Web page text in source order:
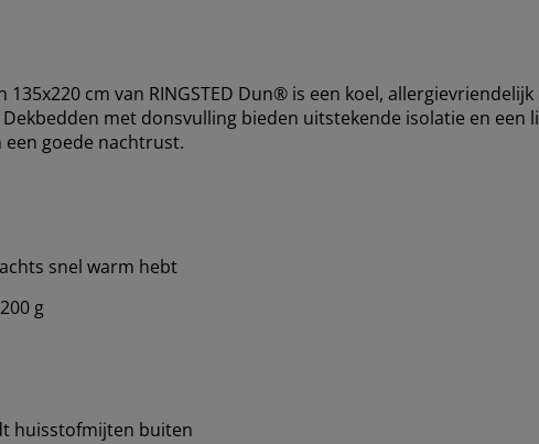
135x220 cm van RINGSTED Dun® is een koel,
met donsvulling bieden uitstekende isolatie en een
goede nachtrust.
snel warm hebt
g
huisstofmijten buiten